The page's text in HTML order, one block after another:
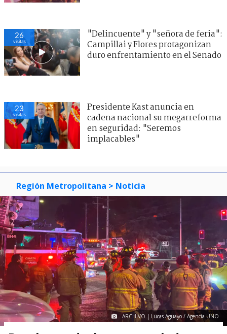
26
visitas
"Delincuente" y "señora de feria":
Campillai y Flores protagonizan
duro enfrentamiento en el Senado
23
visitas
Presidente Kast anuncia en
cadena nacional su megarreforma
en seguridad: "Seremos
implacables"
Región Metropolitana > Noticia
ARCHIVO | Lucas Aguayo / Agencia UNO